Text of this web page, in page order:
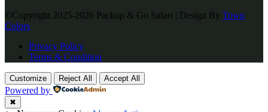
©Copyright 2025-2026 Packup & Go Safari | Design By Town
Colors
Privacy Policy
Terms & Condition
Customize Reject All Accept All
Powered by
✖